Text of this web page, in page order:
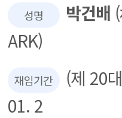
성명 박건배
ARK)
재임기간
(제 20
01. 2